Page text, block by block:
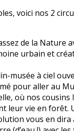
voici nos 2
de la Nature
urbain et
musée à ciel
pour aller au
où nos cousins
leur vie en forêt.
vous en